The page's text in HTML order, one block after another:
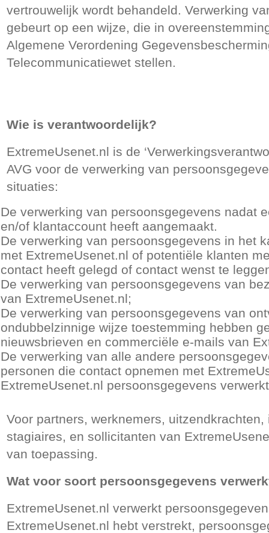
vertrouwelijk wordt behandeld. Verwerking
gebeurt op een wijze, die in
Algemene Verordening
Telecommunicatiewet stellen.
Wie is verantwoordelijk?
ExtremeUsenet.nl is de
AVG voor de verwerking van
situaties:
De verwerking van persoonsgegevens nadat
en/of klantaccount heeft aangemaakt.
De verwerking van persoonsgegevens in het
met ExtremeUsenet.nl of potentiële klanten
contact heeft gelegd of contact wenst te
De verwerking van persoonsgegevens van
van ExtremeUsenet.nl;
De verwerking van persoonsgegevens van
ondubbelzinnige wijze toestemming hebben
nieuwsbrieven en commerciële e-mails van
De verwerking van alle andere
personen die contact opnemen met
ExtremeUsenet.nl persoonsgegevens
Voor partners, werknemers,
stagiaires, en sollicitanten van
van toepassing.
Wat voor soort persoonsgegevens
ExtremeUsenet.nl verwerkt
ExtremeUsenet.nl hebt verstrekt,